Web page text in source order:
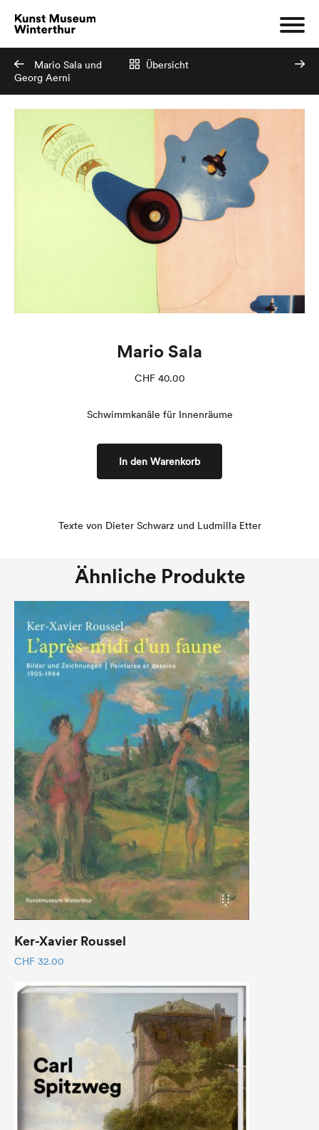
Mario Sala und
Georg Aerni
Übersicht
Mario Sala
CHF40.00
Schwimmkanäle für Innenräume
In den Warenkorb
Texte von Dieter Schwarz und Ludmilla Etter
Ähnliche Produkte
Ker-Xavier Roussel
CHF 32.00